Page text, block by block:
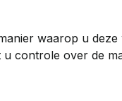
waarop u deze
controle over de